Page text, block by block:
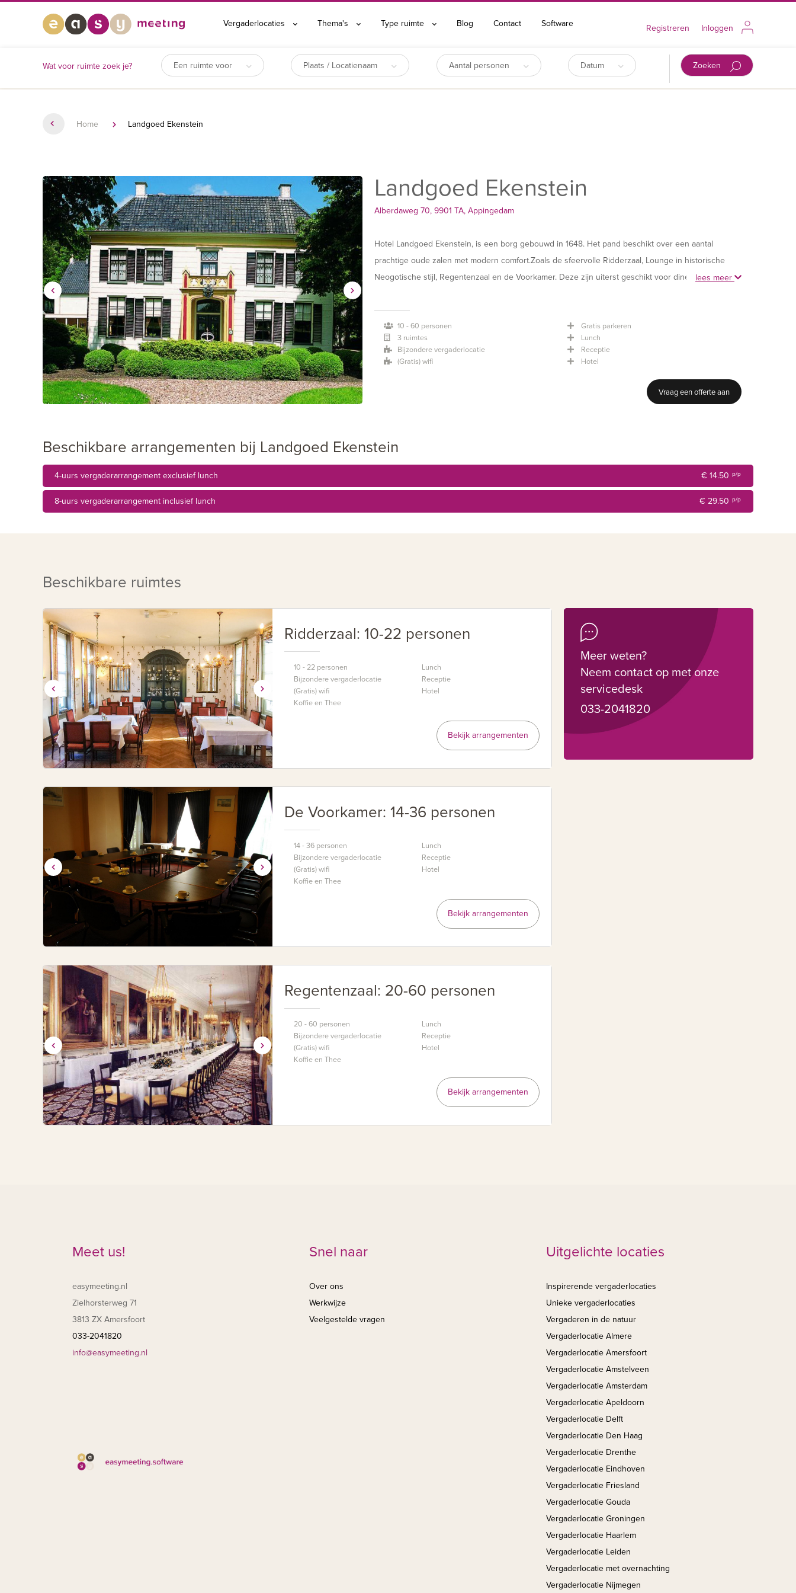
Vergaderlocaties Thema's Type ruimte Blog Contact Software Registreren Inloggen
Wat voor ruimte zoek je? Een ruimte voor Plaats / Locatienaam Aantal personen Datum Zoeken
Home Landgoed Ekenstein
Landgoed Ekenstein
Alberdaweg 70, 9901 TA, Appingedam
Hotel Landgoed Ekenstein, is een borg gebouwd in 1648. Het pand beschikt over een aantal
prachtige oude zalen met modern comfort.Zoals de sfeervolle Ridderzaal, Lounge in historische
Neogotische stijl, Regentenzaal en de Voorkamer. Deze zijn uiterst geschikt voor diner tijdens of na
royale vergaderzalen en 28 hotelkamers. En dan is er het monumentale ‘Schathoes‘ met de Serre
nog. Dat is de ideale plek voor grote diners, feesten en congressen en is één van de populairste
vergaderlocaties in de provincie Groningen.
lees meer
10 - 60 personen
3 ruimtes
Bijzondere vergaderlocatie
(Gratis) wifi
Gratis parkeren
Lunch
Receptie
Hotel
Vraag een offerte aan
Beschikbare arrangementen bij Landgoed Ekenstein
4-uurs vergaderarrangement exclusief lunch € 14.50 p/p
8-uurs vergaderarrangement inclusief lunch € 29.50 p/p
Beschikbare ruimtes
Ridderzaal: 10-22 personen
10 - 22 personen
Bijzondere vergaderlocatie
(Gratis) wifi
Koffie en Thee
Lunch
Receptie
Hotel
Bekijk arrangementen
De Voorkamer: 14-36 personen
14 - 36 personen
Bijzondere vergaderlocatie
(Gratis) wifi
Koffie en Thee
Lunch
Receptie
Hotel
Bekijk arrangementen
Regentenzaal: 20-60 personen
20 - 60 personen
Bijzondere vergaderlocatie
(Gratis) wifi
Koffie en Thee
Lunch
Receptie
Hotel
Bekijk arrangementen
Meer weten?
Neem contact op met onze
servicedesk
033-2041820
Meet us!
easymeeting.nl
Zielhorsterweg 71
3813 ZX Amersfoort
033-2041820
info@easymeeting.nl
Snel naar
Over ons
Werkwijze
Veelgestelde vragen
Uitgelichte locaties
Inspirerende vergaderlocaties
Unieke vergaderlocaties
Vergaderen in de natuur
Vergaderlocatie Almere
Vergaderlocatie Amersfoort
Vergaderlocatie Amstelveen
Vergaderlocatie Amsterdam
Vergaderlocatie Apeldoorn
Vergaderlocatie Delft
Vergaderlocatie Den Haag
Vergaderlocatie Drenthe
Vergaderlocatie Eindhoven
Vergaderlocatie Friesland
Vergaderlocatie Gouda
Vergaderlocatie Groningen
Vergaderlocatie Haarlem
Vergaderlocatie Leiden
Vergaderlocatie met overnachting
Vergaderlocatie Nijmegen